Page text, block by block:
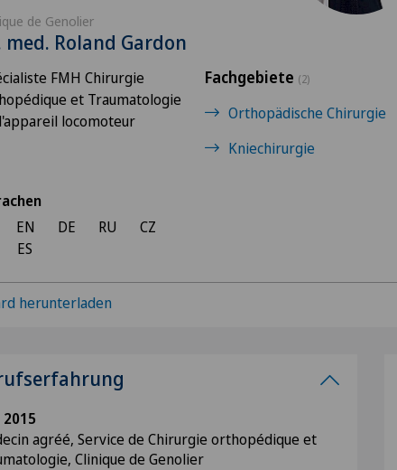
de Genolier
med. Roland Gardon
FMH Chirurgie
et Traumatologie
locomoteur
EN DE RU
CZ
ES
Fachgebiete (2)
Orthopädische Chirurgie
Kniechirurgie
herunterladen
agréé, Service de Chirurgie orthopédique et
Clinique de Genolier